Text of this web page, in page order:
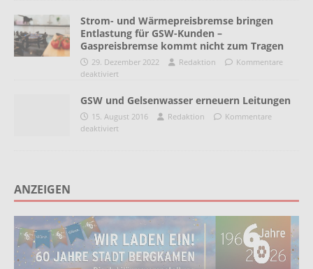
Strom- und Wärmepreisbremse bringen
Entlastung für GSW-Kunden –
Gaspreisbremse kommt nicht zum Tragen
29. Dezember 2022 Redaktion
Kommentare
deaktiviert
GSW und Gelsenwasser erneuern Leitungen
15. August 2016 Redaktion
Kommentare
deaktiviert
ANZEIGEN